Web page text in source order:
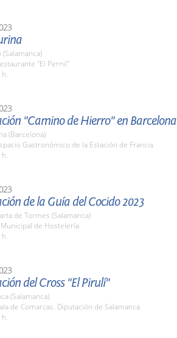
"El Pernil"
"Camino de Hierro" en Barcelona
(Barcelona)
Gastronómico de la Estación de Francia
de la Guía del Cocido 2023
de Tormes (Salamanca)
Municipal de Hostelería
del Cross "El Pirulí"
(Salamanca)
de Comarcas. Diputación de Salamanca